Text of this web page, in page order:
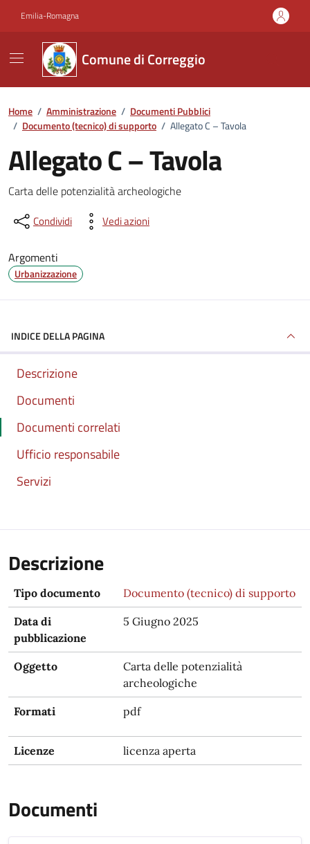
Emilia-Romagna
Comune di Correggio
Home / Amministrazione / Documenti Pubblici
/ Documento (tecnico) di supporto / Allegato C – Tavola
Allegato C – Tavola
Dettagli del documento
Carta delle potenzialità archeologiche
Condividi Vedi azioni
Argomenti
Urbanizzazione
INDICE DELLA PAGINA
Descrizione
Documenti
Documenti correlati
Ufficio responsabile
Servizi
Descrizione
Tipo documento Documento (tecnico) di supporto
Data di
pubblicazione
5 Giugno 2025
Oggetto
Carta delle potenzialità
archeologiche
Formati pdf
Licenze licenza aperta
Documenti